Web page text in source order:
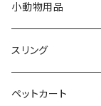
小動物用品
スリング
ペットカート